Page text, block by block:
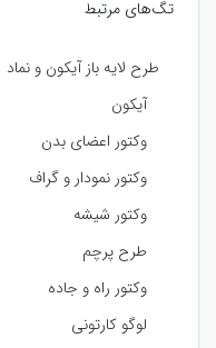
تگ‌های مرتبط
طرح لایه باز آیکون و نماد
آیکون
وکتور اعضای بدن
وکتور نمودار و گراف
وکتور شیشه
طرح پرچم
وکتور راه و جاده
لوگو کارتونی